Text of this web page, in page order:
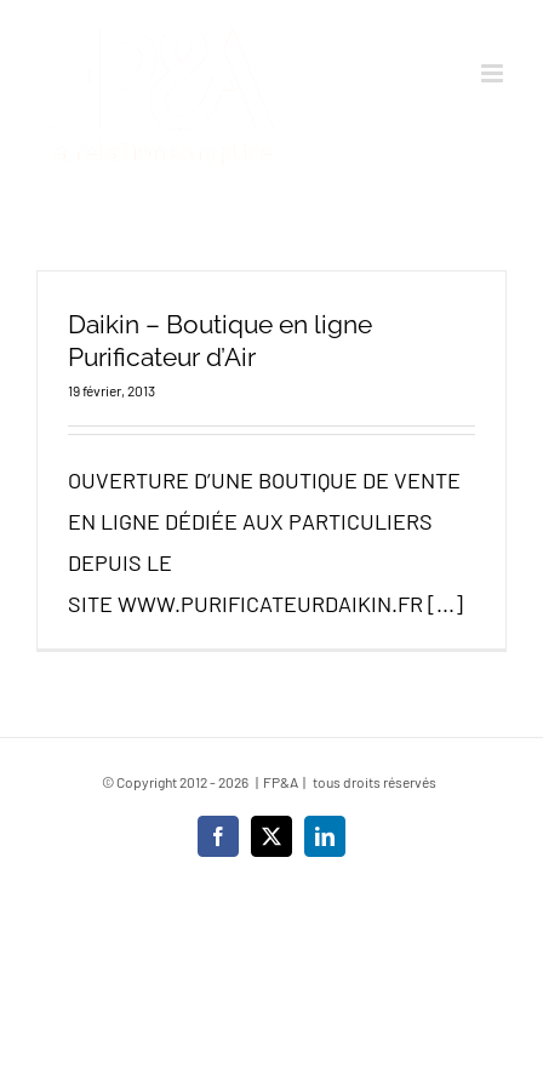
Daikin – Boutique en ligne
Purificateur d’Air
19 février, 2013
OUVERTURE D’UNE BOUTIQUE DE VENTE
EN LIGNE DÉDIÉE AUX PARTICULIERS
DEPUIS LE
SITE WWW.PURIFICATEURDAIKIN.FR [...]
© Copyright 2012 -2026 | FP&A | tous droits réservés
Facebook
X LinkedIn